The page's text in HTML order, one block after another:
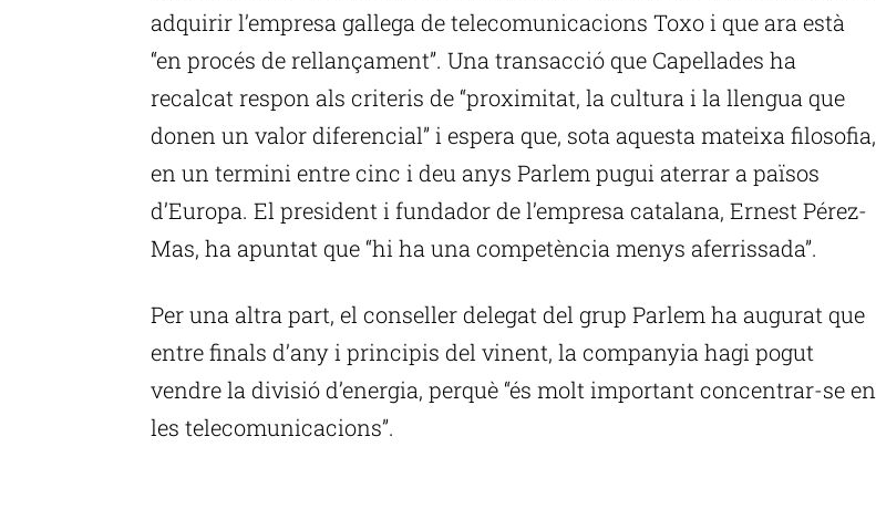
adquirir l’empresa gallega de telecomunicacions Toxo i que ara està
“en procés de rellançament”. Una transacció que Capellades ha
recalcat respon als criteris de “proximitat, la cultura i la llengua que
donen un valor diferencial” i espera que, sota aquesta mateixa filosofia,
en un termini entre cinc i deu anys Parlem pugui aterrar a països
d’Europa. El president i fundador de l’empresa catalana, Ernest Pérez-
Mas, ha apuntat que “hi ha una competència menys aferrissada”.
Per una altra part, el conseller delegat del grup Parlem ha augurat que
entre finals d’any i principis del vinent, la companyia hagi pogut
vendre la divisió d’energia, perquè “és molt important concentrar-se en
les telecomunicacions”.